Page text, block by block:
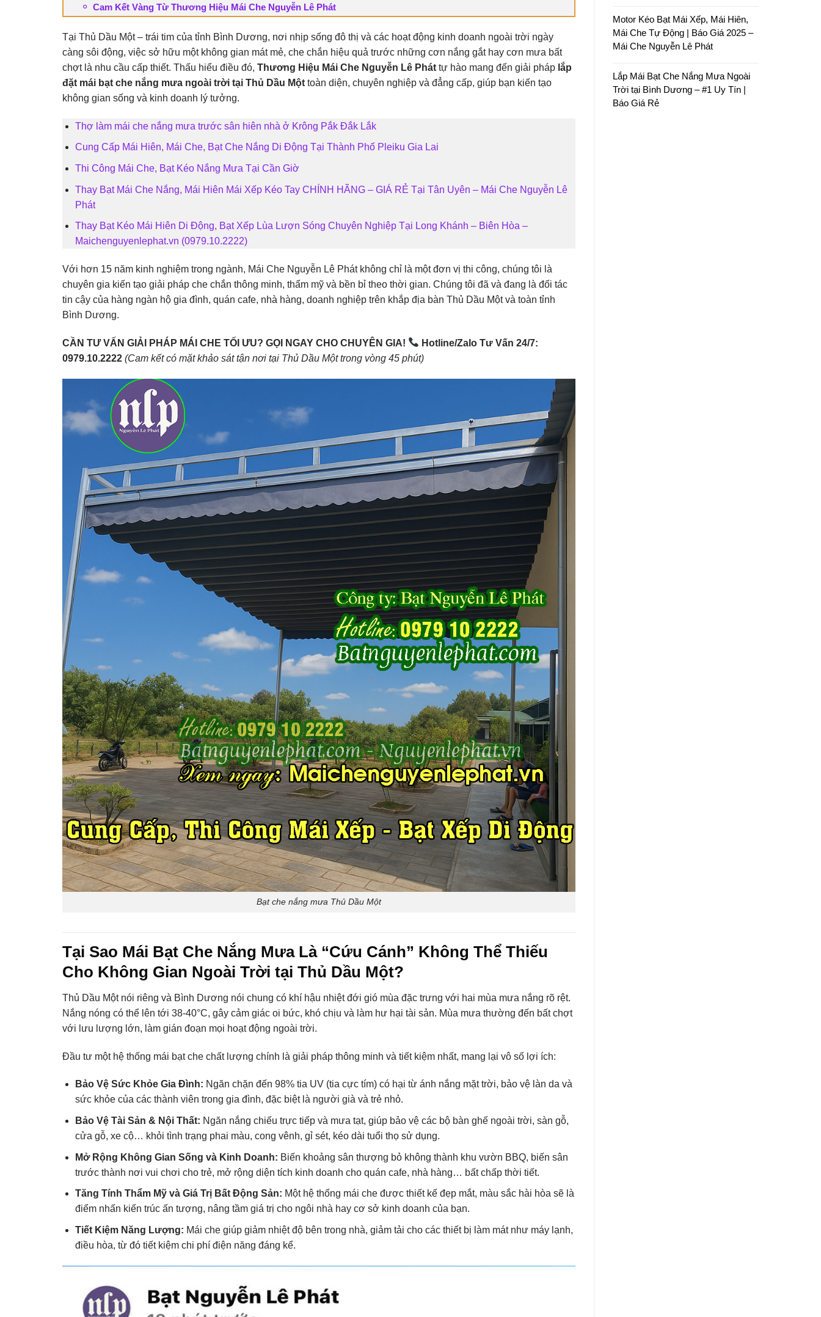
Cam Kết Vàng Từ Thương Hiệu Mái Che Nguyễn Lê Phát
Tại Thủ Dầu Một – trái tim của tỉnh Bình Dương, nơi nhịp sống đô thị và các hoạt động kinh doanh ngoài trời ngày
càng sôi động, việc sở hữu một không gian mát mẻ, che chắn hiệu quả trước những cơn nắng gắt hay cơn mưa bất
chợt là nhu cầu cấp thiết. Thấu hiểu điều đó, Thương Hiệu Mái Che Nguyễn Lê Phát tự hào mang đến giải pháp lắp
đặt mái bạt che nắng mưa ngoài trời tại Thủ Dầu Một toàn diện, chuyên nghiệp và đẳng cấp, giúp bạn kiến tạo
không gian sống và kinh doanh lý tưởng.
Thợ làm mái che nắng mưa trước sân hiên nhà ở Krông Pắk Đắk Lắk
Cung Cấp Mái Hiên, Mái Che, Bạt Che Nắng Di Động Tại Thành Phố Pleiku Gia Lai
Thi Công Mái Che, Bạt Kéo Nắng Mưa Tại Cần Giờ
Thay Bạt Mái Che Nắng, Mái Hiên Mái Xếp Kéo Tay CHÍNH HÃNG – GIÁ RẺ Tại Tân Uyên – Mái Che Nguyễn Lê
Phát
Thay Bạt Kéo Mái Hiên Di Động, Bạt Xếp Lùa Lượn Sóng Chuyên Nghiệp Tại Long Khánh – Biên Hòa –
Maichenguyenlephat.vn (0979.10.2222)
Với hơn 15 năm kinh nghiệm trong ngành, Mái Che Nguyễn Lê Phát không chỉ là một đơn vị thi công, chúng tôi là
chuyên gia kiến tạo giải pháp che chắn thông minh, thẩm mỹ và bền bỉ theo thời gian. Chúng tôi đã và đang là đối tác
tin cậy của hàng ngàn hộ gia đình, quán cafe, nhà hàng, doanh nghiệp trên khắp địa bàn Thủ Dầu Một và toàn tỉnh
Bình Dương.
CẦN TƯ VẤN GIẢI PHÁP MÁI CHE TỐI ƯU? GỌI NGAY CHO CHUYÊN GIA!
Hotline/Zalo Tư Vấn 24/7:
0979.10.2222 (Cam kết có mặt khảo sát tận nơi tại Thủ Dầu Một trong vòng 45 phút)
Bạt che nắng mưa Thủ Dầu Một
Tại Sao Mái Bạt Che Nắng Mưa Là “Cứu Cánh” Không Thể Thiếu
Cho Không Gian Ngoài Trời tại Thủ Dầu Một?
Thủ Dầu Một nói riêng và Bình Dương nói chung có khí hậu nhiệt đới gió mùa đặc trưng với hai mùa mưa nắng rõ rệt.
Nắng nóng có thể lên tới 38-40°C, gây cảm giác oi bức, khó chịu và làm hư hại tài sản. Mùa mưa thường đến bất chợt
với lưu lượng lớn, làm gián đoạn mọi hoạt động ngoài trời.
Đầu tư một hệ thống mái bạt che chất lượng chính là giải pháp thông minh và tiết kiệm nhất, mang lại vô số lợi ích:
Bảo Vệ Sức Khỏe Gia Đình: Ngăn chặn đến 98% tia UV (tia cực tím) có hại từ ánh nắng mặt trời, bảo vệ làn da và
sức khỏe của các thành viên trong gia đình, đặc biệt là người già và trẻ nhỏ.
Bảo Vệ Tài Sản & Nội Thất: Ngăn nắng chiếu trực tiếp và mưa tạt, giúp bảo vệ các bộ bàn ghế ngoài trời, sàn gỗ,
cửa gỗ, xe cộ… khỏi tình trạng phai màu, cong vênh, gỉ sét, kéo dài tuổi thọ sử dụng.
Mở Rộng Không Gian Sống và Kinh Doanh: Biến khoảng sân thượng bỏ không thành khu vườn BBQ, biến sân
trước thành nơi vui chơi cho trẻ, mở rộng diện tích kinh doanh cho quán cafe, nhà hàng… bất chấp thời tiết.
Tăng Tính Thẩm Mỹ và Giá Trị Bất Động Sản: Một hệ thống mái che được thiết kế đẹp mắt, màu sắc hài hòa sẽ là
điểm nhấn kiến trúc ấn tượng, nâng tầm giá trị cho ngôi nhà hay cơ sở kinh doanh của bạn.
Tiết Kiệm Năng Lượng: Mái che giúp giảm nhiệt độ bên trong nhà, giảm tải cho các thiết bị làm mát như máy lạnh,
điều hòa, từ đó tiết kiệm chi phí điện năng đáng kể.
Motor Kéo Bạt Mái Xếp, Mái Hiên,
Mái Che Tự Động | Báo Giá 2025 –
Mái Che Nguyễn Lê Phát
Lắp Mái Bạt Che Nắng Mưa Ngoài
Trời tại Bình Dương – #1 Uy Tín |
Báo Giá Rẻ